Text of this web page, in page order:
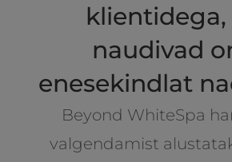
klientidega,
naudivad
enesekindlat
Beyond WhiteSpa
valgendamist